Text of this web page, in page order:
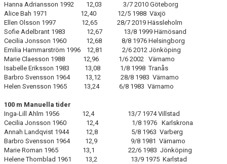
MEDLEMSAVGIFTER
RESULTAT/STATISTIK
KLUBBREKORD - POJKAR
KLUBBREKORD - FLICKOR
KLUBBREKORD - MÄN
KLUBBREKORD - KVINNOR
10-BÄSTA-LISTOR MÄN
Hanna Adriansson 1992 12,03 3/7 2010 Göteborg
Alice Bah 1971 12,40 12/5 1988 Växjö
Ellen Olsson 1997 12,65 28/7 2019 Hässleholm
Sofie Adelbrant 1983 12,67 13/8 1999 Härnösand
Cecilia Jonsson 1960 12,68 8/8 1976 Helsingborg
Emilia Hammarström 1996 12,81 2/6 2012 Jönköping
Marie Claesson 1988 12,96 1/6 2002 Värnamo
Isabelle Eriksson 1983 13,08 1/8 1998 Tranås
Barbro Svensson 1964 13,12 28/8 1983 Värnamo
Helen Svensson 1965 13,24 6/8 1983 Värnamo
100 m Manuella tider
Inga-Lill Ahlm 1956 12,4 13/7 1974 Villstad
Cecilia Jonsson 1960 12,4 1/8 1976 Karlskrona
Annah Landqvist 1944 12,8 5/8 1963 Varberg
Barbro Svensson 1964 12,9 9/8 1981 Värnamo
Marie Roman 1965 13,1 22/6 1983 Jönköping
Helene Thornblad 1961 13,2 13/9 1975 Karlstad